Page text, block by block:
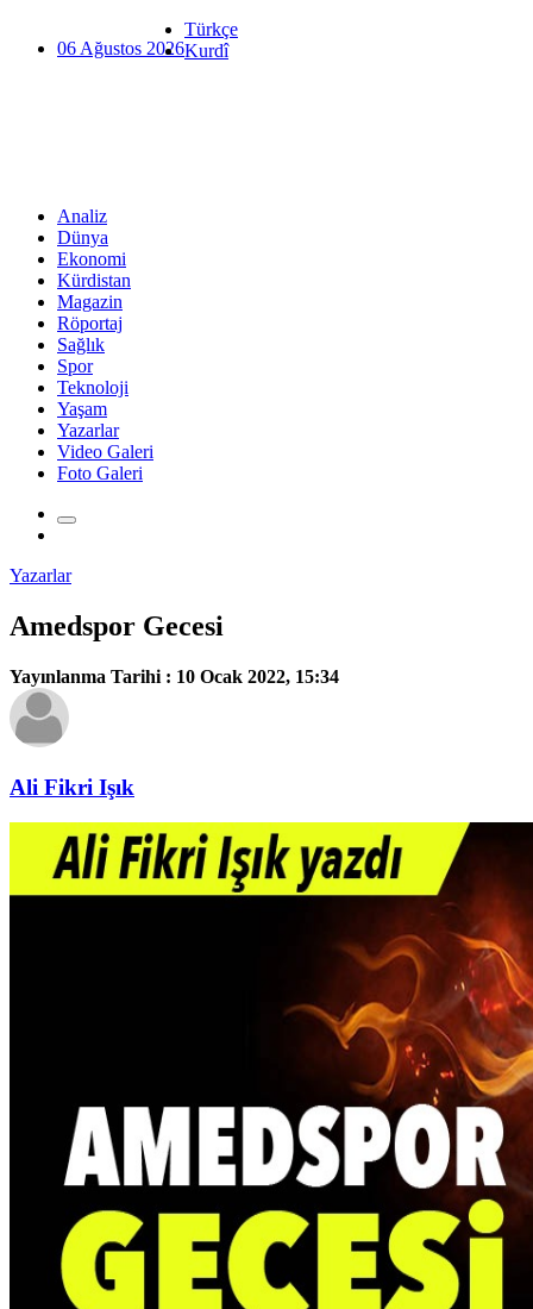
06 Ağustos 2026
Türkçe
Kurdî
Analiz
Dünya
Ekonomi
Kürdistan
Magazin
Röportaj
Sağlık
Spor
Teknoloji
Yaşam
Yazarlar
Video Galeri
Foto Galeri
Yazarlar
Amedspor Gecesi
Yayınlanma Tarihi : 10 Ocak 2022, 15:34
Ali Fikri Işık